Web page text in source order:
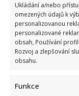
Ukládání a/nebo
omezených údajů k
personalizovanou
personalizované
obsah, Používání
Rozvoj a zlepšování
obsahu.
Funkce
Stačila jedna fotka
kritika: Lidé